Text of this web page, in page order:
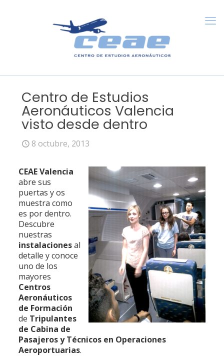
Centro de Estudios
Aeronáuticos Valencia
visto desde dentro
8 octubre, 2013
CEAE Valencia
abre sus
puertas y os
muestra como
es por dentro.
Descubre
nuestras
instalacionesal
detalle y conoce
uno de los
mayores
Centros
Aeronáuticos
de Formación
de Tripulantes
de Cabina de
Pasajeros y Técnicos en Operaciones
Aeroportuarias.